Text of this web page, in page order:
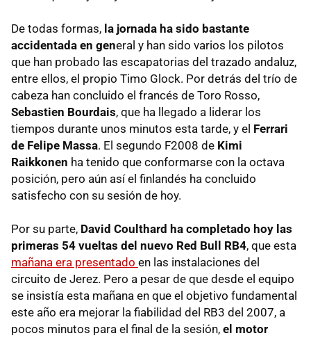
De todas formas, la jornada ha sido bastante
accidentada en general y han sido varios los pilotos
que han probado las escapatorias del trazado andaluz,
entre ellos, el propio Timo Glock. Por detrás del trío de
cabeza han concluido el francés de Toro Rosso,
Sebastien Bourdais, que ha llegado a liderar los
tiempos durante unos minutos esta tarde, y el Ferrari
de Felipe Massa. El segundo F2008 de Kimi
Raikkonen ha tenido que conformarse con la octava
posición, pero aún así el finlandés ha concluido
satisfecho con su sesión de hoy.
Por su parte, David Coulthard ha completado hoy las
primeras 54 vueltas del nuevo Red Bull RB4, que esta
mañana era presentado en las instalaciones del
circuito de Jerez. Pero a pesar de que desde el equipo
se insistía esta mañana en que el objetivo fundamental
este año era mejorar la fiabilidad del RB3 del 2007, a
pocos minutos para el final de la sesión, el motor